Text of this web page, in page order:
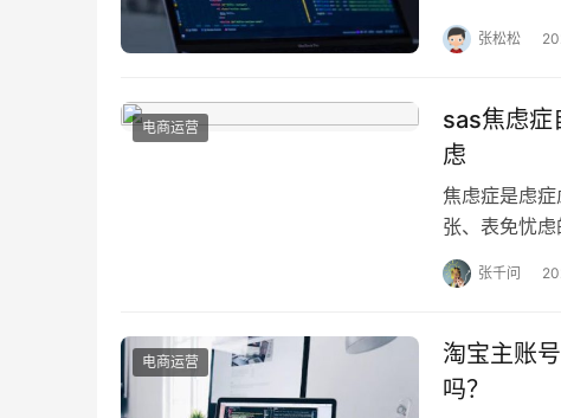
张松松
电商运营
sas焦虑症
虑
焦虑症是虑
张、表免忧
己，下正感
张千问
电商运营
淘宝主账
吗？